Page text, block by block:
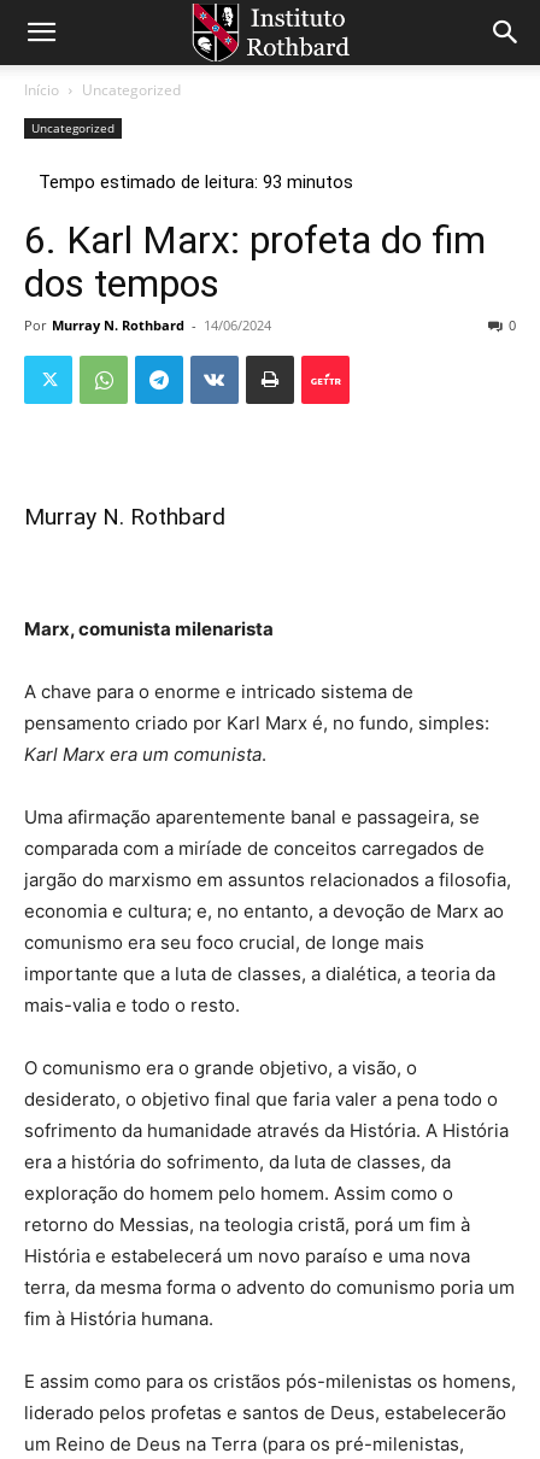
Início Uncategorized
Uncategorized
6. Karl Marx: profeta do fim
dos tempos
Por Murray N. Rothbard - 14/06/2024 0
Murray N. Rothbard
Marx, comunista milenarista
A chave para o enorme e intricado sistema de
pensamento criado por Karl Marx é, no fundo, simples:
Karl Marx era um comunista.
Uma afirmação aparentemente banal e passageira, se
comparada com a miríade de conceitos carregados de
jargão do marxismo em assuntos relacionados a filosofia,
economia e cultura; e, no entanto, a devoção de Marx ao
comunismo era seu foco crucial, de longe mais
importante que a luta de classes, a dialética, a teoria da
mais-valia e todo o resto.
O comunismo era o grande objetivo, a visão, o
desiderato, o objetivo final que faria valer a pena todo o
sofrimento da humanidade através da História. A História
era a história do sofrimento, da luta de classes, da
exploração do homem pelo homem. Assim como o
retorno do Messias, na teologia cristã, porá um fim à
História e estabelecerá um novo paraíso e uma nova
terra, da mesma forma o advento do comunismo poria um
fim à História humana.
E assim como para os cristãos pós-milenistas os homens,
liderado pelos profetas e santos de Deus, estabelecerão
um Reino de Deus na Terra (para os pré-milenistas,